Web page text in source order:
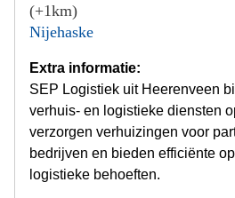
(+1km)
Nijehaske
Extra informatie:
SEP Logistiek uit Heerenveen
verhuis- en logistieke diensten
verzorgen verhuizingen voor
bedrijven en bieden efficiënte
logistieke behoeften.